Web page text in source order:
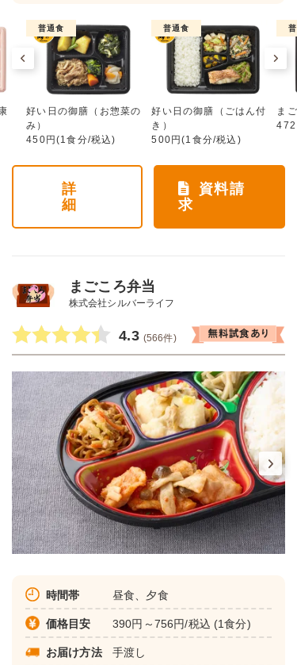
普通食
好い日の御膳（お惣菜の
み）
450円(1食分/税込)
普通食
好い日の御膳（ごはん付
き）
500円(1食分/税込)
ま
詳
細
資料請
求
まごころ弁当
株式会社シルバーライフ
4.3 (566件)
時間帯 昼食、夕食
価格目安 390円～756円/税込 (1食分)
お届け方法 手渡し